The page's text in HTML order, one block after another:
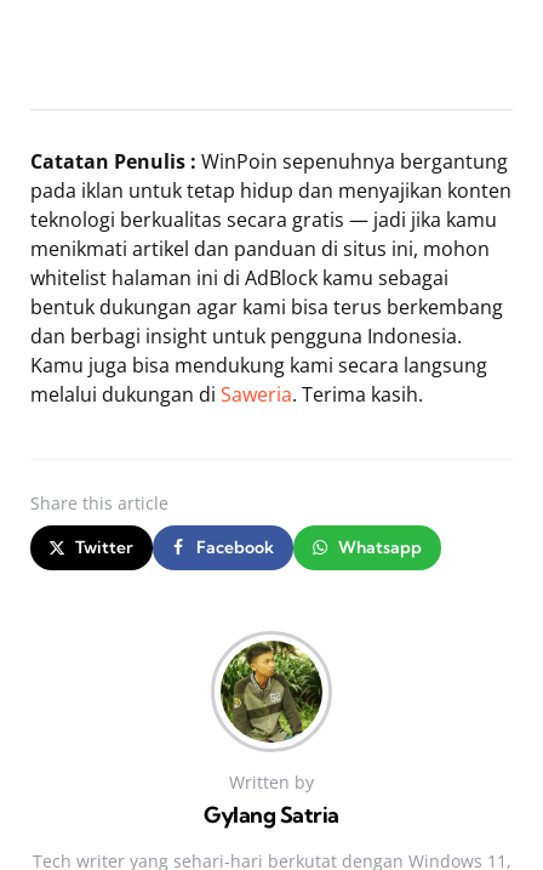
Catatan Penulis : WinPoin sepenuhnya bergantung
pada iklan untuk tetap hidup dan menyajikan konten
teknologi berkualitas secara gratis — jadi jika kamu
menikmati artikel dan panduan di situs ini, mohon
whitelist halaman ini di AdBlock kamu sebagai
bentuk dukungan agar kami bisa terus berkembang
dan berbagi insight untuk pengguna Indonesia.
Kamu juga bisa mendukung kami secara langsung
melalui dukungan di Saweria. Terima kasih.
Share this article
Twitter Facebook Whatsapp
Written by
Gylang Satria
Tech writer yang sehari‑hari berkutat dengan Windows 11,